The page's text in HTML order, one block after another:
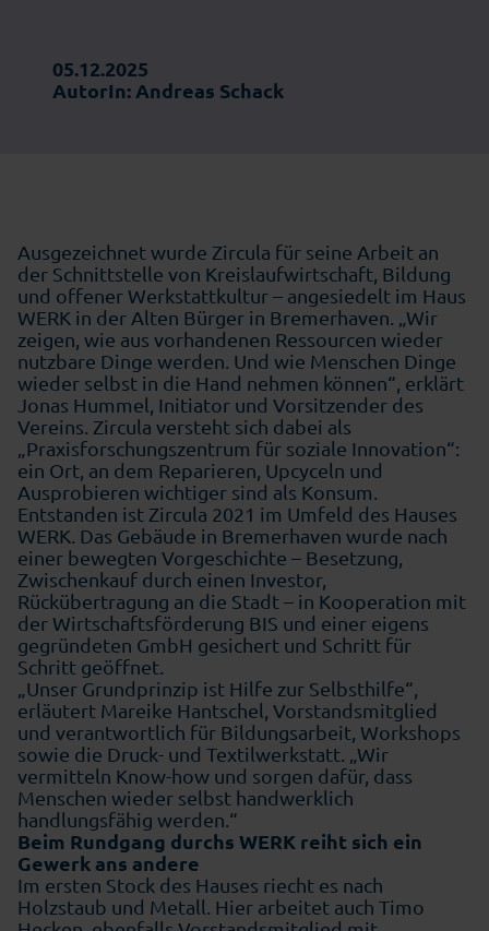
05.12.2025
AutorIn: Andreas Schack
Ausgezeichnet wurde Zircula für seine Arbeit an
der Schnittstelle von Kreislaufwirtschaft, Bildung
und offener Werkstattkultur – angesiedelt im Haus
WERK in der Alten Bürger in Bremerhaven. „Wir
zeigen, wie aus vorhandenen Ressourcen wieder
nutzbare Dinge werden. Und wie Menschen Dinge
wieder selbst in die Hand nehmen können“, erklärt
Jonas Hummel, Initiator und Vorsitzender des
Vereins. Zircula versteht sich dabei als
„Praxisforschungszentrum für soziale Innovation“:
ein Ort, an dem Reparieren, Upcyceln und
Ausprobieren wichtiger sind als Konsum.
Entstanden ist Zircula 2021 im Umfeld des Hauses
WERK. Das Gebäude in Bremerhaven wurde nach
einer bewegten Vorgeschichte – Besetzung,
Zwischenkauf durch einen Investor,
Rückübertragung an die Stadt – in Kooperation mit
der Wirtschaftsförderung BIS und einer eigens
gegründeten GmbH gesichert und Schritt für
Schritt geöffnet.
„Unser Grundprinzip ist Hilfe zur Selbsthilfe“,
erläutert Mareike Hantschel, Vorstandsmitglied
und verantwortlich für Bildungsarbeit, Workshops
sowie die Druck- und Textilwerkstatt. „Wir
vermitteln Know-how und sorgen dafür, dass
Menschen wieder selbst handwerklich
handlungsfähig werden.“
Beim Rundgang durchs WERK reiht sich ein
Gewerk ans andere
Im ersten Stock des Hauses riecht es nach
Holzstaub und Metall. Hier arbeitet auch Timo